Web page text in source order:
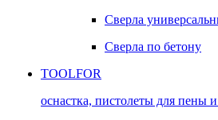
Сверла
Сверла по бетону
TOOLFOR
оснастка, пистолеты для пены